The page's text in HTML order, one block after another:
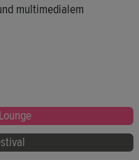
multimedialem